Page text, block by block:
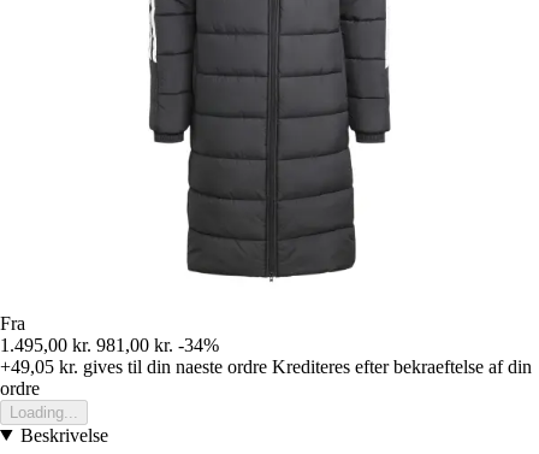
Fra
1.495,00 kr. 981,00 kr. -34%
+49,05 kr. gives til din naeste ordre Krediteres efter bekraeftelse af din
ordre
Loading...
Beskrivelse